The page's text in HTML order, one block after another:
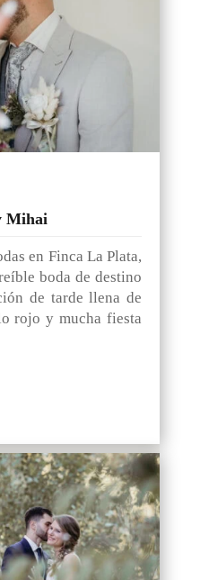
Mihai
en Finca La Plata,
boda de destino
de tarde llena de
rojo y mucha fiesta